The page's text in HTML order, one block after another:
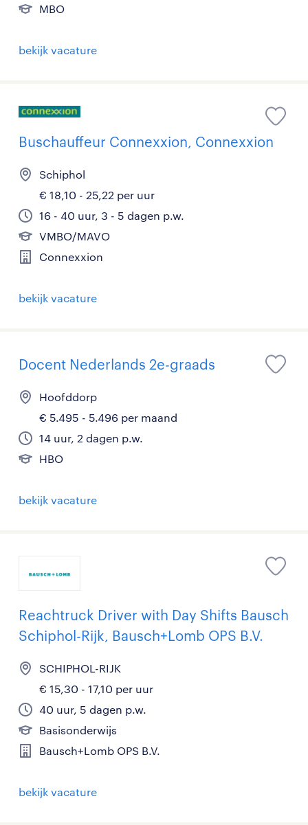
MBO
bekijk vacature
Buschauffeur Connexxion, Connexxion
Schiphol
€ 18,10 - 25,22 per uur
16 - 40 uur, 3 - 5 dagen p.w.
VMBO/MAVO
Connexxion
bekijk vacature
Docent Nederlands 2e-graads
Hoofddorp
€ 5.495 - 5.496 per maand
14 uur, 2 dagen p.w.
HBO
bekijk vacature
Reachtruck Driver with Day Shifts Bausch
Schiphol-Rijk, Bausch+Lomb OPS B.V.
SCHIPHOL-RIJK
€ 15,30 - 17,10 per uur
40 uur, 5 dagen p.w.
Basisonderwijs
Bausch+Lomb OPS B.V.
bekijk vacature